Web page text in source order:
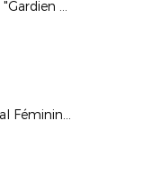
Module Découverte "Gardien de But" - 2 et 3 février 2018
Finales Coupes Futsal Féminines - 28 janvier 2018